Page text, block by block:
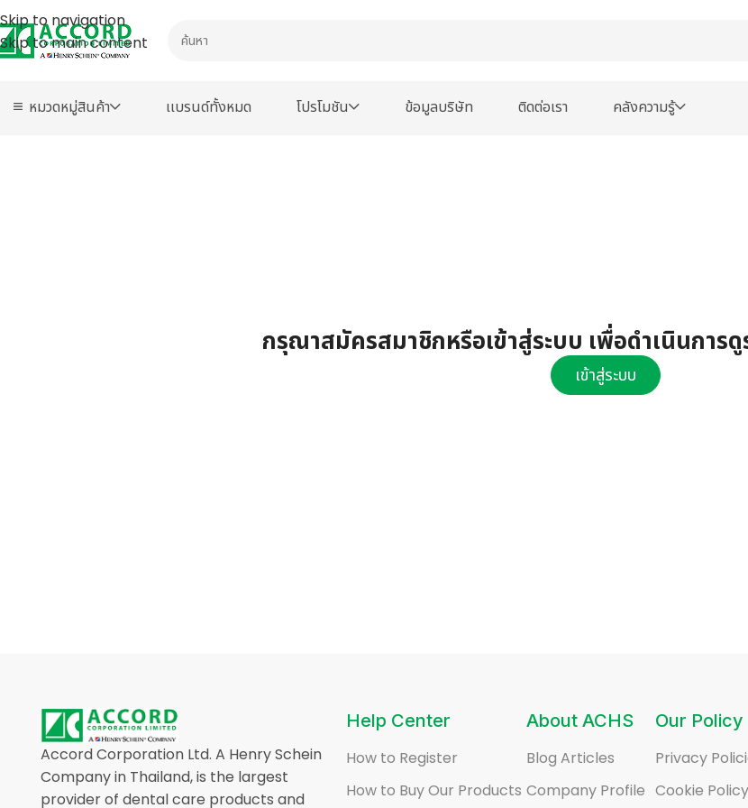
Skip to navigation
Skip to main content
หมวดหมู่สินค้า เเบรนด์ทั้งหมด โปรโมชัน ข้อมูลบริษัท ติดต่อเรา คลังความรู้
กรุณาสมัครสมาชิกหรือเข้าสู่ระบบ เพื่อดำเนินการ
เข้าสู่ระบบ
Accord Corporation Ltd. A Henry Schein
Company in Thailand, is the largest
provider of dental care products and
Help Center
How to Register
How to Buy Our Products
About ACHS
Blog Articles
Company Profile
Our Policy
Privacy
Cookie Policy